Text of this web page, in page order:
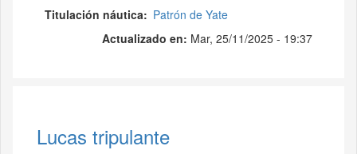
Titulación náutica
Patrón de Yate
Actualizado en: Mar, 25/11/2025 - 19:37
Lucas tripulante